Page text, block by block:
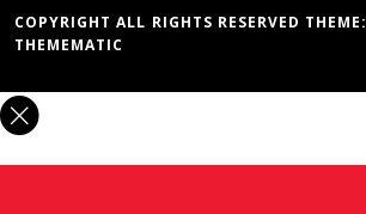
COPYRIGHT ALL RIGHTS RESERVED THEME:
THEMEMATIC